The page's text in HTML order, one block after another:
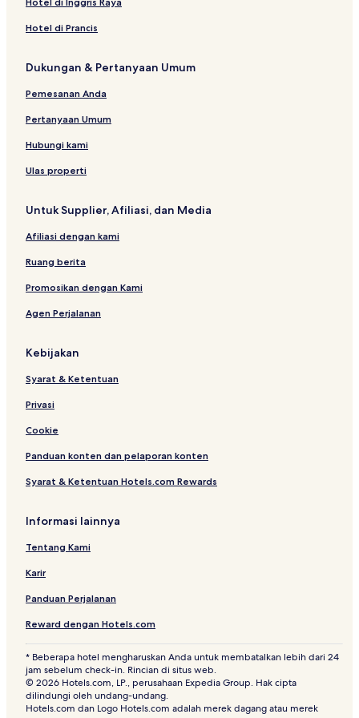
s
s
x
r
y
H
o
e
y
a
e
i
d
e
n
y
n
c
A
N
m
S
t
a
y
i
v
n
n
a
m
l
a
y
e
r
t
e
Hotel di Prancis
Dukungan & Pertanyaan Umum
Pemesanan Anda
Pertanyaan Umum
Hubungi kami
Ulas properti
Untuk Supplier, Afiliasi, dan Media
Afiliasi dengan kami
Ruang berita
Promosikan dengan Kami
Agen Perjalanan
Kebijakan
Syarat & Ketentuan
Privasi
Cookie
Panduan konten dan pelaporan konten
Syarat & Ketentuan Hotels.com Rewards
Informasi lainnya
Tentang Kami
Karir
Panduan Perjalanan
Reward dengan Hotels.com
* Beberapa hotel mengharuskan Anda untuk membatalkan lebih dari 24
jam sebelum check-in. Rincian di situs web.
© 2026 Hotels.com, LP., perusahaan Expedia Group. Hak cipta
dilindungi oleh undang-undang.
Hotels.com dan Logo Hotels.com adalah merek dagang atau merek